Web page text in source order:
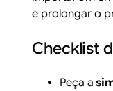
e prolongar o
Checklist
Peça a